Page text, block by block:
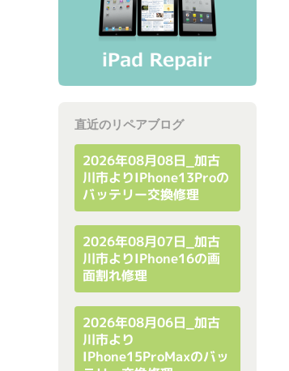
直近のリペアブログ
2026年08月08日_加古
川市よりiPhone13Proの
バッテリー交換修理
2026年08月07日_加古
川市よりiPhone16の画
面割れ修理
2026年08月06日_加古
川市より
IPhone15ProMaxのバッ